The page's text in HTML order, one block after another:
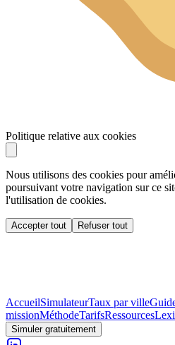
Politique relative aux cookies
Nous utilisons des cookies pour
poursuivant votre navigation sur ce
l'utilisation de cookies.
Accepter tout Refuser tout
AccueilSimulateurTaux par ville
missionMéthodeTarifsRessources
Simuler gratuitement